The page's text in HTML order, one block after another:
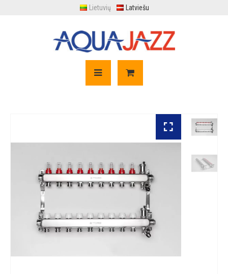
Lietuvių Latviešu